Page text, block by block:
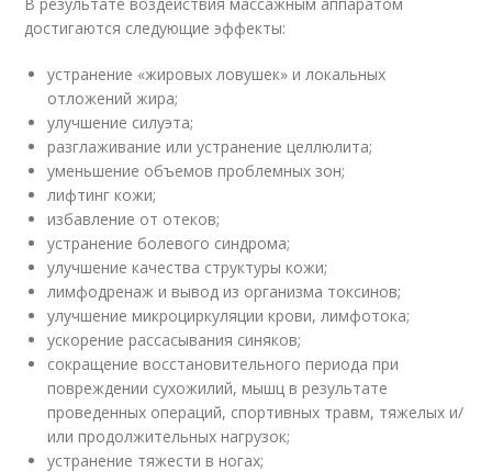
достигаются следующие эффекты:
устранение «жировых ловушек» и локальных
отложений жира;
улучшение силуэта;
разглаживание или устранение целлюлита;
уменьшение объемов проблемных зон;
лифтинг кожи;
избавление от отеков;
устранение болевого синдрома;
улучшение качества структуры кожи;
лимфодренаж и вывод из организма токсинов;
улучшение микроциркуляции крови, лимфотока;
ускорение рассасывания синяков;
сокращение восстановительного периода при
повреждении сухожилий, мышц в результате
проведенных операций, спортивных травм, тяжелых и/
или продолжительных нагрузок;
устранение тяжести в ногах;